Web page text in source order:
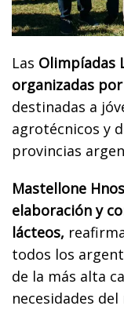
Las Olimpíadas
organizadas
destinadas a
agrotécnicos y
provincias
Mastellone
elaboración y
lácteos,
todos los
de la más alta
necesidades del